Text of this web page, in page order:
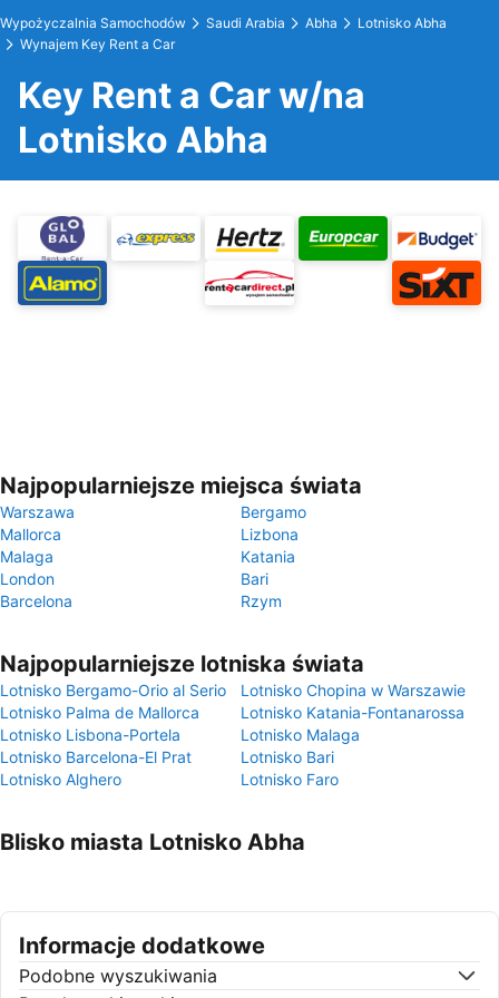
Wypożyczalnia Samochodów Saudi Arabia Abha
Lotnisko Abha
Wynajem Key Rent a Car
Key Rent a Car w/na
Lotnisko Abha
Najpopularniejsze miejsca świata
Warszawa
Bergamo
Mallorca
Lizbona
Malaga
Katania
London
Bari
Barcelona
Rzym
Najpopularniejsze lotniska świata
Lotnisko Bergamo-Orio al Serio
Lotnisko Chopina w Warszawie
Lotnisko Palma de Mallorca
Lotnisko Katania-Fontanarossa
Lotnisko Lisbona-Portela
Lotnisko Malaga
Lotnisko Barcelona-El Prat
Lotnisko Bari
Lotnisko Alghero
Lotnisko Faro
Blisko miasta Lotnisko Abha
Informacje dodatkowe
Podobne wyszukiwania